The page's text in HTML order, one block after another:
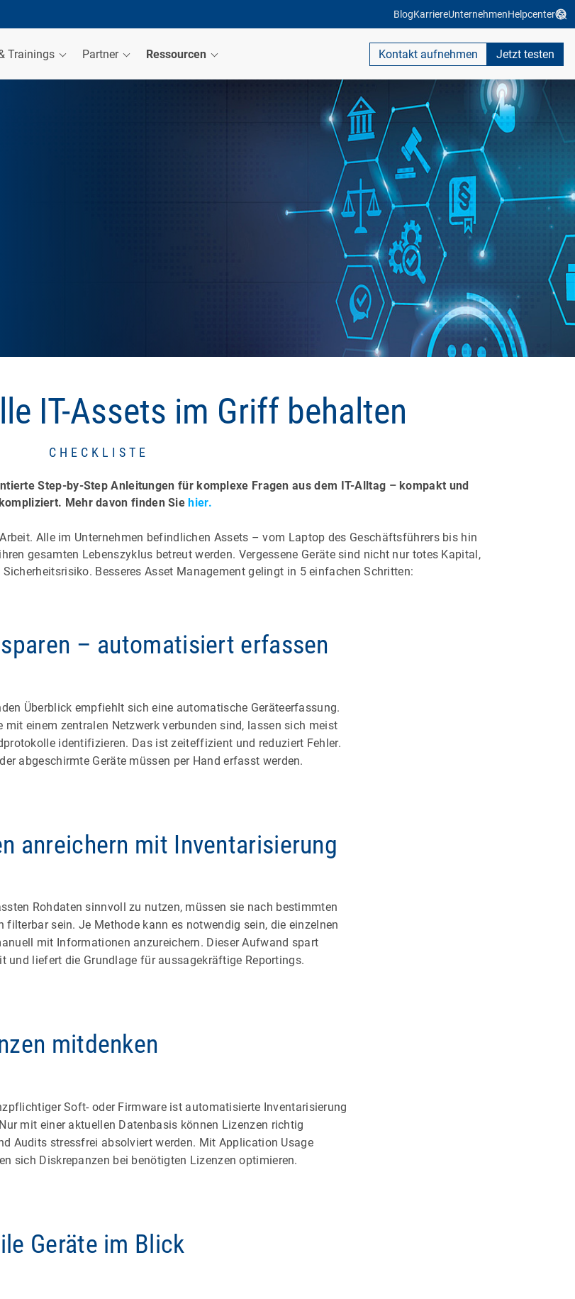
BlogKarriereUnternehmenHelpcenter
Trainings Partner Ressourcen Kontakt aufnehmen Jetzt testen
IT-Assets im Griff behalten
CHECKLISTE
Step-by-Step Anleitungen für komplexe Fragen aus dem IT-Alltag – kompakt und
Mehr davon finden Siehier.
Alle im Unternehmen befindlichen Assets – vom Laptop des Geschäftsführers bis hin
gesamten Lebenszyklus betreut werden. Vergessene Geräte sind nicht nur totes Kapital,
Besseres Asset Management gelingt in 5 einfachen Schritten:
– automatisiert erfassen
Überblick empfiehlt sich eine automatische Geräteerfassung.
mit einem zentralen Netzwerk verbunden sind, lassen sich meist
identifizieren. Das ist zeiteffizient und reduziert Fehler.
abgeschirmte Geräte müssen per Hand erfasst werden.
anreichern mit Inventarisierung
Rohdaten sinnvoll zu nutzen, müssen sie nach bestimmten
filterbar sein. Je Methode kann es notwendig sein, die einzelnen
mit Informationen anzureichern. Dieser Aufwand spart
und liefert die Grundlage für aussagekräftige Reportings.
mitdenken
Soft- oder Firmware ist automatisierte Inventarisierung
mit einer aktuellen Datenbasis können Lizenzen richtig
Audits stressfrei absolviert werden. Mit Application Usage
sich Diskrepanzen bei benötigten Lizenzen optimieren.
Geräte im Blick